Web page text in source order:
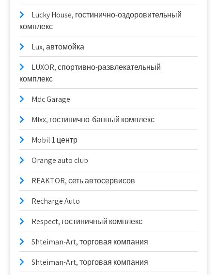
Lucky House, гостинично-оздоровительный
комплекс
Lux, автомойка
LUXOR, спортивно-развлекательный
комплекс
Mdc Garage
Mixx, гостинично-банный комплекс
Mobil 1 центр
Orange auto club
REAKTOR, сеть автосервисов
Recharge Auto
Respect, гостиничный комплекс
Shteiman-Art, торговая компания
Shteiman-Art, торговая компания